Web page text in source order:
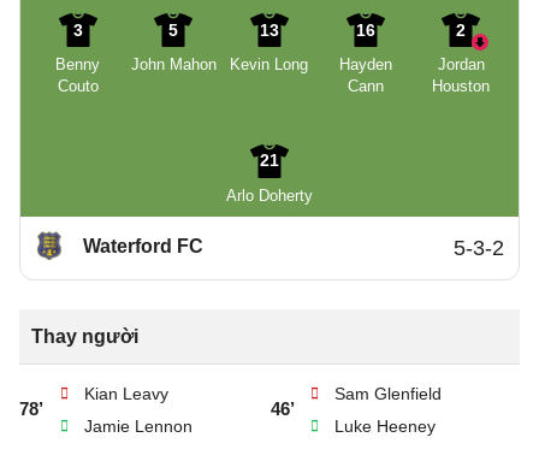
3
Benny
Couto
5
John Mahon
13
Kevin Long
16
Hayden
Cann
2
Jordan
Houston
21
Arlo Doherty
Waterford FC 5-3-2
Thay người
78’
Kian Leavy
Jamie Lennon
46’
Sam Glenfield
Luke Heeney